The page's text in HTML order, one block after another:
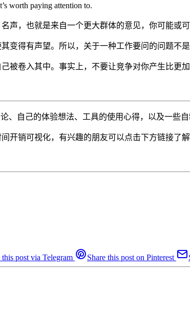
worth paying attention to.
，也就是来自一个更大群体的意见，你可能或
得有声望。所以，关于一种工作要问的问题不
卷入其中。事实上，不要让竞争对你产生比更加
、自己的体验想法、工具的使用心得，以及一些自
开销可视化，有兴趣的朋友可以点击下方链接了解
this post via Telegram Share this post on Pinterest